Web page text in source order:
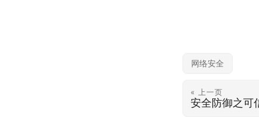
网络安全
« 上一页
安全防御之可